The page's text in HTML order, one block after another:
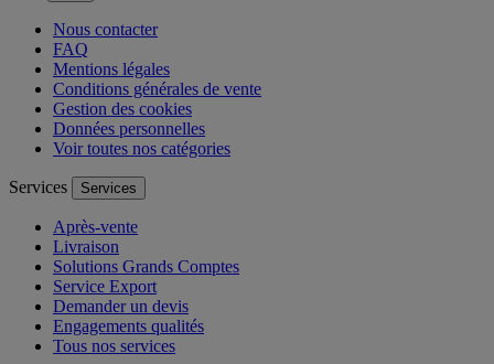
Nous contacter
FAQ
Mentions légales
Conditions générales de vente
Gestion des cookies
Données personnelles
Voir toutes nos catégories
Services Services
Après-vente
Livraison
Solutions Grands Comptes
Service Export
Demander un devis
Engagements qualités
Tous nos services